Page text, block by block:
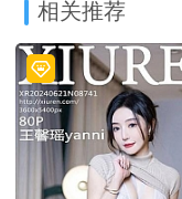
相关推荐